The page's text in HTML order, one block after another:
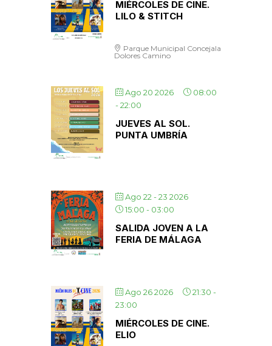
MIÉRCOLES DE CINE.
LILO & STITCH
Parque Municipal Concejala
Dolores Camino
Ago 20 2026
08:00
-22:00
JUEVES AL SOL.
PUNTA UMBRÍA
Ago 22 - 23 2026
15:00 - 03:00
SALIDA JOVEN A LA
FERIA DE MÁLAGA
Ago 26 2026 21:30 -
23:00
MIÉRCOLES DE CINE.
ELIO